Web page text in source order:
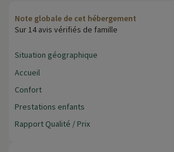
Note globale de cet hébergement
Sur 14 avis vérifiés de famille
Situation géographique
Accueil
Confort
Prestations enfants
Rapport Qualité / Prix